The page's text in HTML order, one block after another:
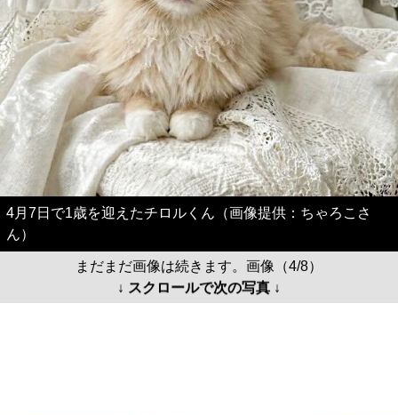
4月7日で1歳を迎えたチロルくん（画像提供：ちゃろこさ
ん）
まだまだ画像は続きます。画像（4/8）
↓ スクロールで次の写真 ↓